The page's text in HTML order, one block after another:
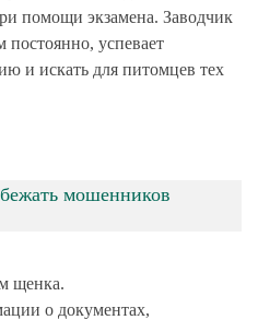
помощи экзамена. Заводчик
постоянно, успевает
и искать для питомцев тех
мошенников
щенка.
о документах,